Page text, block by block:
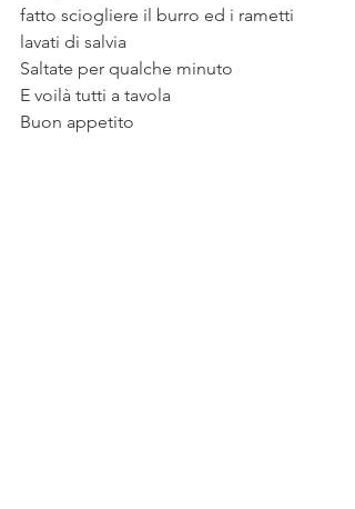
fatto sciogliere il burro ed i rametti
lavati di salvia
Saltate per qualche minuto
E voilà tutti a tavola
Buon appetito